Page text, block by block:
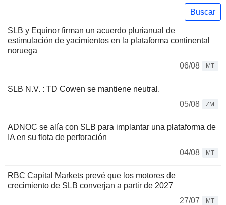
Buscar
SLB y Equinor firman un acuerdo plurianual de
estimulación de yacimientos en la plataforma continental
noruega
06/08
MT
SLB N.V. : TD Cowen se mantiene neutral.
05/08
ZM
ADNOC se alía con SLB para implantar una plataforma de
IA en su flota de perforación
04/08
MT
RBC Capital Markets prevé que los motores de
crecimiento de SLB converjan a partir de 2027
27/07
MT